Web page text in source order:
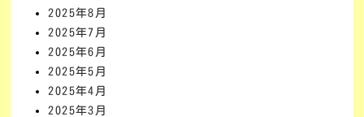
2025年8月
2025年7月
2025年6月
2025年5月
2025年4月
2025年3月